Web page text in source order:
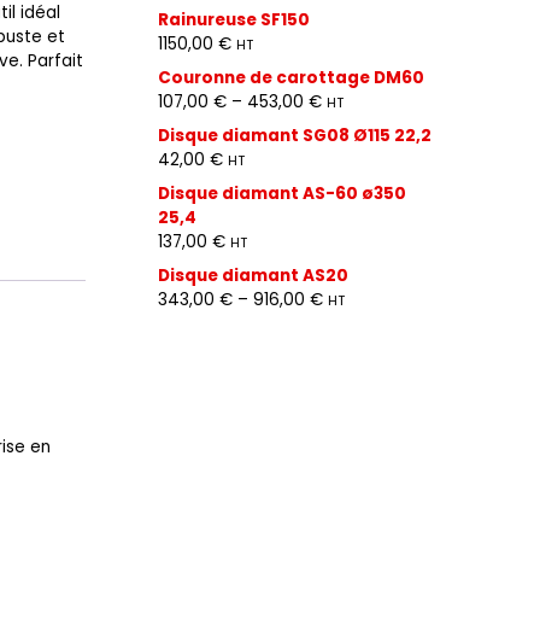
idéal
et
Parfait
en
Rainureuse SF150
1150,00 € HT
Couronne de carottage DM60
107,00 € – 453,00 € HT
Disque diamant SG08 Ø115 22,2
42,00 € HT
Disque diamant AS-60 ø350
25,4
137,00 € HT
Disque diamant AS20
343,00 € – 916,00 € HT